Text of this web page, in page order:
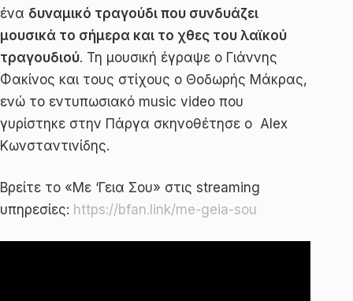
ένα δυναμικό τραγούδι που συνδυάζει
μουσικά το σήμερα και το χθες του λαϊκού
τραγουδιού. Τη μουσική έγραψε ο Γιάννης
Φακίνος και τους στίχους ο Θοδωρής Μάκρας,
ενώ το εντυπωσιακό music video που
γυρίστηκε στην Πάργα σκηνοθέτησε ο Alex
Κωνσταντινίδης.
Βρείτε το «Με ‘Γεια Σου» στις streaming
υπηρεσίες: https://bfan.link/me-geia-sou